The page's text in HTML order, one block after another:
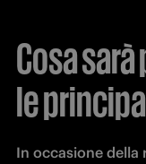
Cosa
le
In occasione della